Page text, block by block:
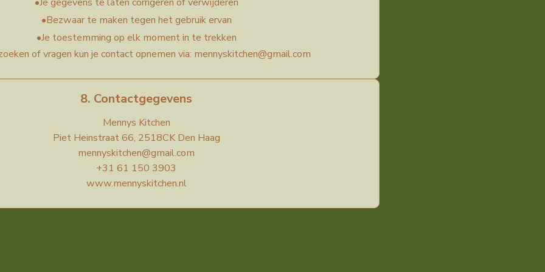
•Bezwaar te maken tegen het gebruik ervan
•Je toestemming op elk moment in te trekken
of vragen kun je contact opnemen via: mennyskitchen@gmail.com
8. Contactgegevens
Mennys Kitchen
Piet Heinstraat 66, 2518CK Den Haag
mennyskitchen@gmail.com
+31 61 150 3903
www.mennyskitchen.nl